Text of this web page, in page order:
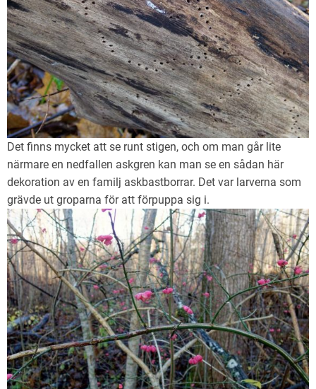
Det finns mycket att se runt stigen, och om man går lite
närmare en nedfallen askgren kan man se en sådan här
dekoration av en familj askbastborrar. Det var larverna som
grävde ut groparna för att förpuppa sig i.